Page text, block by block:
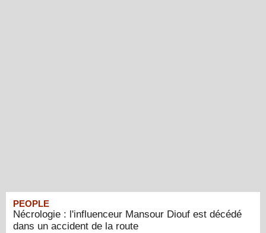
PEOPLE
Nécrologie : l'influenceur Mansour Diouf est décédé
dans un accident de la route